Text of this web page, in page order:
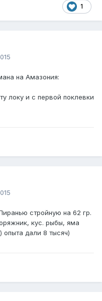
1
на Амазония:
локу и с первой поклевки
стройную на 62 гр.
кус. рыбы, яма
дали 8 тысяч)